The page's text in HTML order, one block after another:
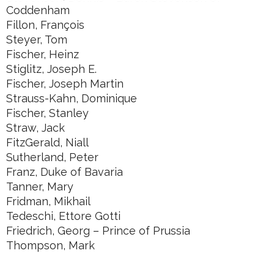
Coddenham
Fillon, François
Steyer, Tom
Fischer, Heinz
Stiglitz, Joseph E.
Fischer, Joseph Martin
Strauss-Kahn, Dominique
Fischer, Stanley
Straw, Jack
FitzGerald, Niall
Sutherland, Peter
Franz, Duke of Bavaria
Tanner, Mary
Fridman, Mikhail
Tedeschi, Ettore Gotti
Friedrich, Georg – Prince of Prussia
Thompson, Mark